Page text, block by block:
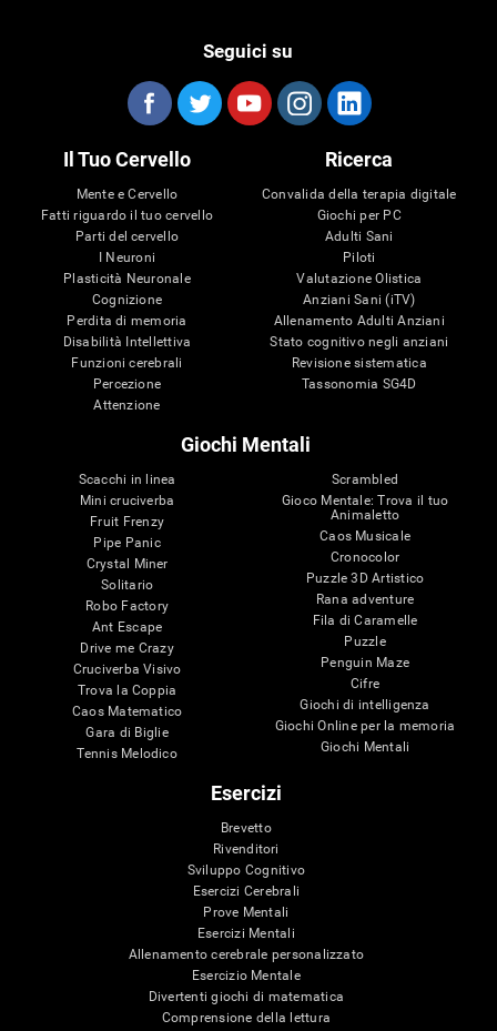
Seguici su
Il Tuo Cervello
Mente e Cervello
Fatti riguardo il tuo cervello
Parti del cervello
I Neuroni
Plasticità Neuronale
Cognizione
Perdita di memoria
Disabilità Intellettiva
Funzioni cerebrali
Percezione
Attenzione
Ricerca
Convalida della terapia digitale
Giochi per PC
Adulti Sani
Piloti
Valutazione Olistica
Anziani Sani (iTV)
Allenamento Adulti Anziani
Stato cognitivo negli anziani
Revisione sistematica
Tassonomia SG4D
Giochi Mentali
Scacchi in linea
Mini cruciverba
Fruit Frenzy
Pipe Panic
Crystal Miner
Solitario
Robo Factory
Ant Escape
Drive me Crazy
Cruciverba Visivo
Trova la Coppia
Caos Matematico
Gara di Biglie
Tennis Melodico
Scrambled
Gioco Mentale: Trova il tuo
Animaletto
Caos Musicale
Cronocolor
Puzzle 3D Artistico
Rana adventure
Fila di Caramelle
Puzzle
Penguin Maze
Cifre
Giochi di intelligenza
Giochi Online per la memoria
Giochi Mentali
Esercizi
Brevetto
Rivenditori
Sviluppo Cognitivo
Esercizi Cerebrali
Prove Mentali
Esercizi Mentali
Allenamento cerebrale personalizzato
Esercizio Mentale
Divertenti giochi di matematica
Comprensione della lettura